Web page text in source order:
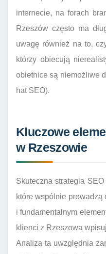
internecie, na forach
Rzeszów często ma
uwagę również na to,
którzy obiecują
obietnice są niemożliwe
hat SEO).
Kluczowe
w Rzeszowie
Skuteczna strategia
które wspólnie
i fundamentalnym
klienci z Rzeszowa
Analiza ta uwzględnia